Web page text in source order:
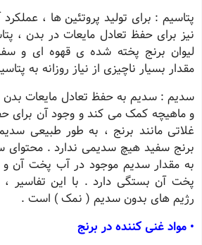
پتاسیم : برای تولید پروتئین ها ،
نیز برای حفظ تعادل مایعات در بدن ،
مقدار بسیار ناچیزی از نیاز روزانه به
سدیم : سدیم به حفظ تعادل مایعات
و ماهیچه کمک می کند و وجود آن برای
غلاتی مانند برنج ، به طور طبیعی
برنج سفید هیچ سدیمی ندارد .
به مقدار سدیم موجود در آب پخت آن
پخت آن بستگی دارد . با این تفاسیر ،
رژیم های بدون سدیم ( نمک ) است .
• مواد غنی کننده در برنج